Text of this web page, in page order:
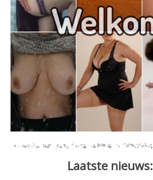
Laatste nieuws: